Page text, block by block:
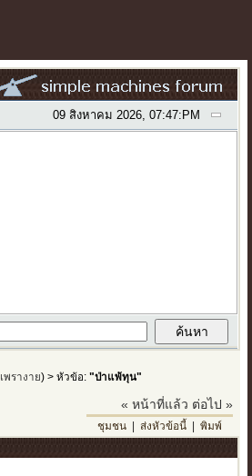
09 สิงหาคม 2026, 07:47:PM
เพรางาย) > หัวข้อ:"ป่าแพ้ทุน"
« หน้าที่แล้ว ต่อไป »
ชุมชน| ส่งหัวข้อนี้| พิมพ์